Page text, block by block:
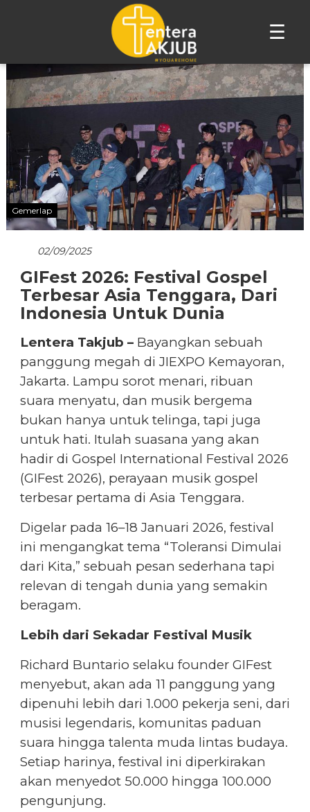
☰
Lompat
ke
konten
Gemerlap
02/09/2025
GIFest 2026: Festival Gospel
Terbesar Asia Tenggara, Dari
Indonesia Untuk Dunia
Lentera Takjub –Bayangkan sebuah
panggung megah di JIEXPO Kemayoran,
Jakarta. Lampu sorot menari, ribuan
suara menyatu, dan musik bergema
bukan hanya untuk telinga, tapi juga
untuk hati. Itulah suasana yang akan
hadir di Gospel International Festival 2026
(GIFest 2026), perayaan musik gospel
terbesar pertama di Asia Tenggara.
Digelar pada 16–18 Januari 2026, festival
ini mengangkat tema “Toleransi Dimulai
dari Kita,” sebuah pesan sederhana tapi
relevan di tengah dunia yang semakin
beragam.
Lebih dari Sekadar Festival Musik
Richard Buntario selaku founder GIFest
menyebut, akan ada 11 panggung yang
dipenuhi lebih dari 1.000 pekerja seni, dari
musisi legendaris, komunitas paduan
suara hingga talenta muda lintas budaya.
Setiap harinya, festival ini diperkirakan
akan menyedot 50.000 hingga 100.000
pengunjung.